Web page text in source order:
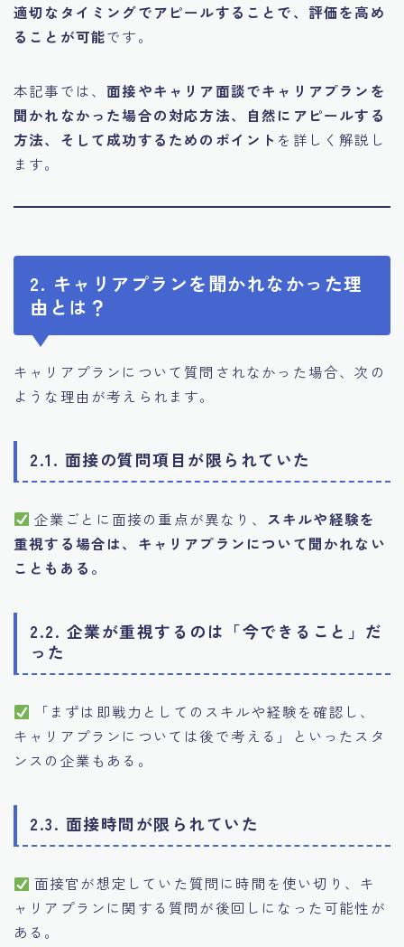
適切なタイミングでアピールすることで、評価を高め
ることが可能です。
本記事では、面接やキャリア面談でキャリアプランを
聞かれなかった場合の対応方法、自然にアピールする
方法、そして成功するためのポイント を詳しく解説し
ます。
2. キャリアプランを聞かれなかった理
由とは？
キャリアプランについて質問されなかった場合、次の
ような理由が考えられます。
2.1. 面接の質問項目が限られていた
企業ごとに面接の重点が異なり、 スキルや経験を
重視する場合は、キャリアプランについて聞かれない
こともある。
2.2. 企業が重視するのは「今できること」だ
った
「まずは即戦力としてのスキルや経験を確認し、
キャリアプランについては後で考える」といったスタ
ンスの企業もある。
2.3. 面接時間が限られていた
面接官が想定していた質問に時間を使い切り、キ
ャリアプランに関する質問が後回しになった可能性が
ある。